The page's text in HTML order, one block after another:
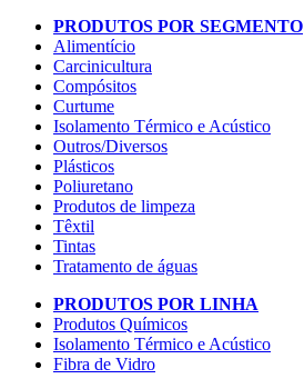
PRODUTOS POR SEGMENTO
Alimentício
Carcinicultura
Compósitos
Curtume
Isolamento Térmico e Acústico
Outros/Diversos
Plásticos
Poliuretano
Produtos de limpeza
Têxtil
Tintas
Tratamento de águas
PRODUTOS POR LINHA
Produtos Químicos
Isolamento Térmico e Acústico
Fibra de Vidro